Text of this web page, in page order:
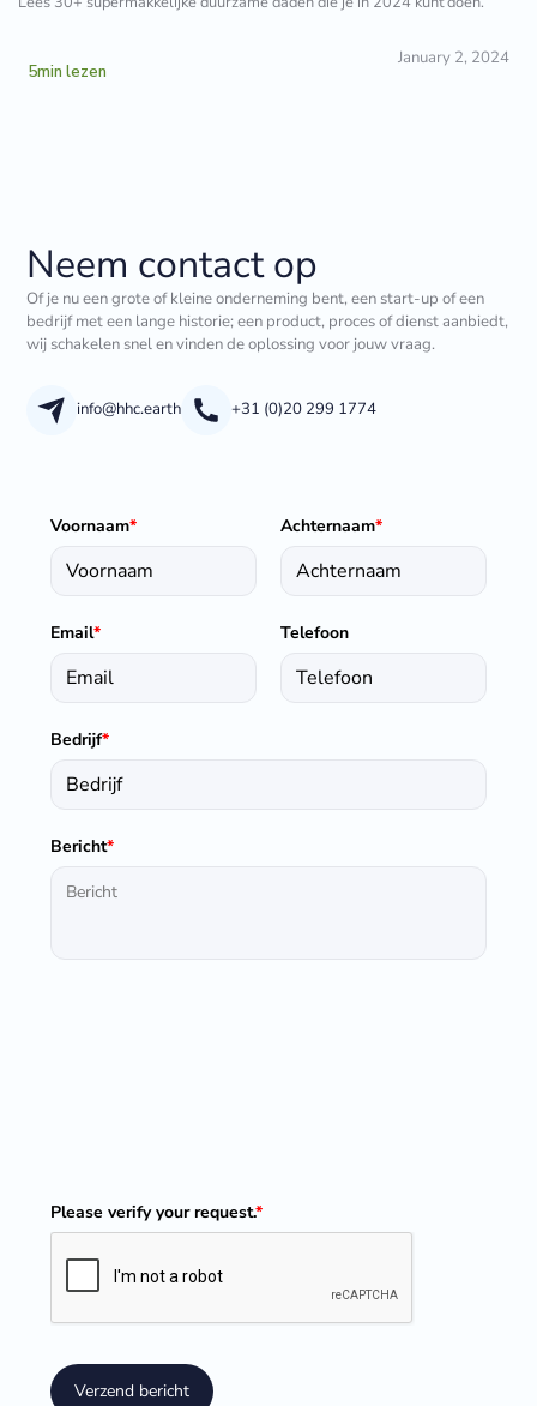
5min lezen
January 2, 2024
Neem contact op
Of je nu een grote of kleine onderneming bent, een start-up of een
bedrijf met een lange historie; een product, proces of dienst aanbiedt,
wij schakelen snel en vinden de oplossing voor jouw vraag.
info@hhc.earth +31 (0)20 299 1774
Voornaam* Achternaam*
Email* Telefoon
Bedrijf*
Bericht*
Please verify your request.*
Verzend bericht